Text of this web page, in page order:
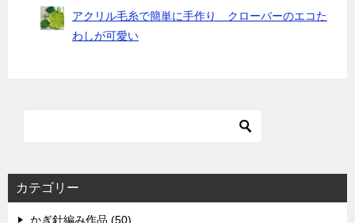
アクリル毛糸で簡単に手作り クローバーのエコた
わしが可愛い
カテゴリー
かぎ針編み作品 (50)